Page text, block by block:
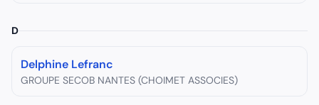
D
Delphine Lefranc
GROUPE SECOB NANTES (CHOIMET ASSOCIES)